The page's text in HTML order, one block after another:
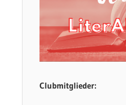
Clubmitglieder: